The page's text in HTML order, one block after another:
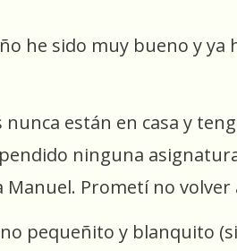
he sido muy bueno y
están en casa y
ninguna
Prometí no volver
pequeñito y blanquito